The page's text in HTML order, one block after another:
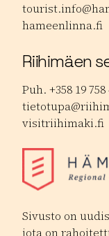
hameenlinna.fi
Riihimäen
Puh. +358 19 758
visitriihimaki.fi
Sivusto on
jota on